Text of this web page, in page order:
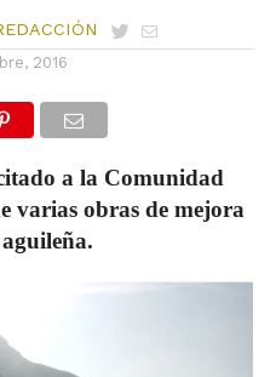
2016
a la Comunidad
varias obras de mejora